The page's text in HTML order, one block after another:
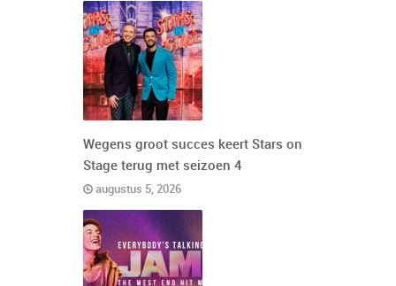
Wegens groot succes keert Stars on
Stage terug met seizoen 4
augustus 5, 2026